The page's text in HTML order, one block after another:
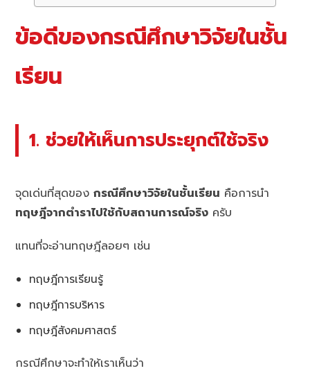
ข้อดีของกรณีศึกษาวิจัยในชั้น
เรียน
1. ช่วยให้เห็นการประยุกต์ใช้จริง
จุดเด่นที่สุดของกรณีศึกษาวิจัยในชั้นเรียน คือการนำ
ทฤษฎีจากตำราไปใช้กับสถานการณ์จริง ครับ
แทนที่จะอ่านทฤษฎีลอยๆ เช่น
ทฤษฎีการเรียนรู้
ทฤษฎีการบริหาร
ทฤษฎีสังคมศาสตร์
กรณีศึกษาจะทำให้เราเห็นว่า